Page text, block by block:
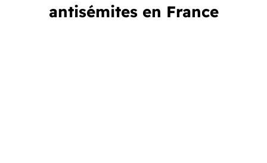
antisémites en France